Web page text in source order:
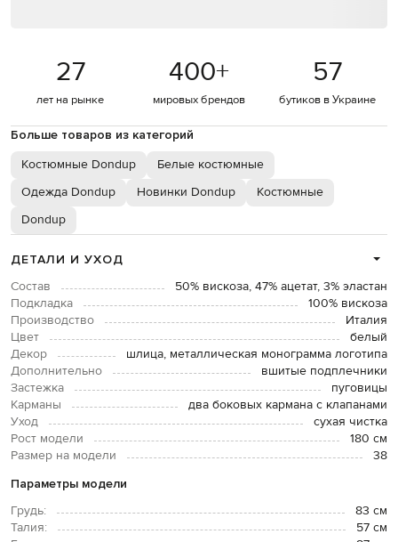
27
лет на рынке
400+
мировых брендов
57
бутиков в Украине
Больше товаров из категорий
Костюмные Dondup
Белые костюмные
Одежда Dondup
Новинки Dondup
Костюмные
Dondup
ДЕТАЛИ И УХОД
Состав
50% вискоза, 47% ацетат, 3% эластан
Подкладка
100% вискоза
Производство
Италия
Цвет
белый
Декор
шлица, металлическая монограмма логотипа
Дополнительно
вшитые подплечники
Застежка
пуговицы
Карманы
два боковых кармана с клапанами
Уход
сухая чистка
Рост модели
180 см
Размер на модели
38
Параметры модели
Грудь:
83 см
Талия:
57 см